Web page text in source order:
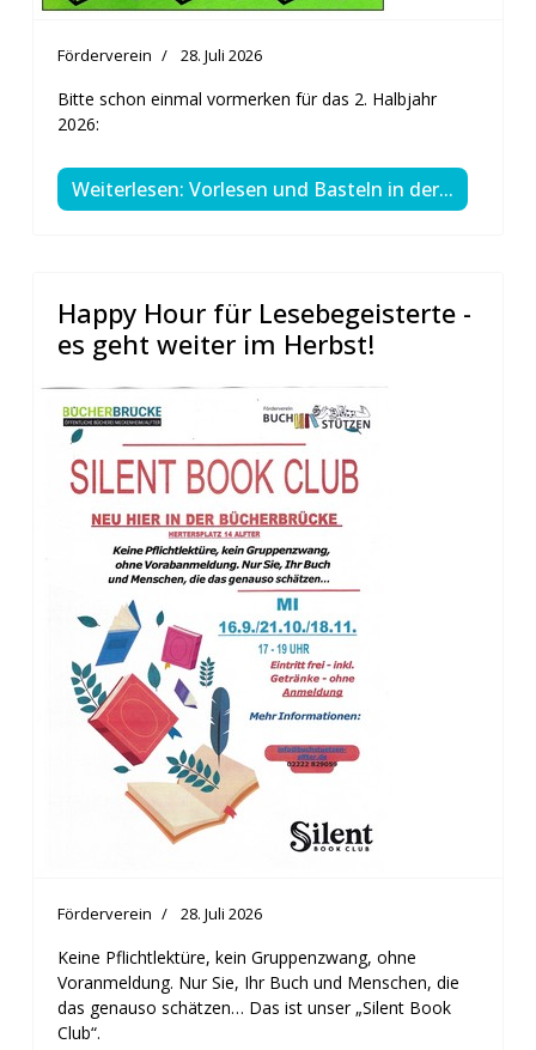
Förderverein 28. Juli 2026
Bitte schon einmal vormerken für das 2. Halbjahr
2026:
Weiterlesen: Vorlesen und Basteln in der...
Happy Hour für Lesebegeisterte -
es geht weiter im Herbst!
Förderverein 28. Juli 2026
Keine Pflichtlektüre, kein Gruppenzwang, ohne
Voranmeldung. Nur Sie, Ihr Buch und Menschen, die
das genauso schätzen… Das ist unser „Silent Book
Club“.